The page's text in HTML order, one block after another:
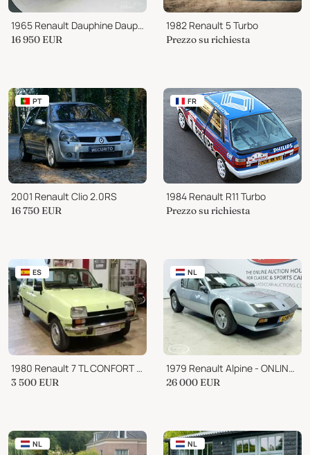
1965 Renault Dauphine Dauphine
16 950 EUR
1982 Renault 5 Turbo
Prezzo su richiesta
PT
2001 Renault Clio 2.0RS
16 750 EUR
FR
1984 Renault R11 Turbo
Prezzo su richiesta
ES
1980 Renault 7 TL CONFORT B - R7
3 500 EUR
NL
1979 Renault Alpine - ONLINE AUCTION
26 000 EUR
NL NL